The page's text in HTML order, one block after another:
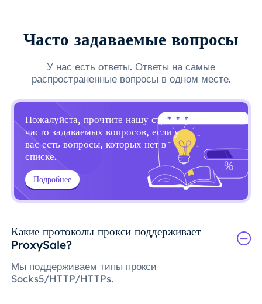
Часто задаваемые вопросы
У нас есть ответы. Ответы на самые
распространенные вопросы в одном месте.
Пожалуйста, прочтите нашу страницу
часто задаваемых вопросов, если у
вас есть вопросы, которых нет в
списке.
Подробнее
Какие протоколы прокси поддерживает
ProxySale?
Мы поддерживаем типы прокси
Socks5/HTTP/HTTPs.